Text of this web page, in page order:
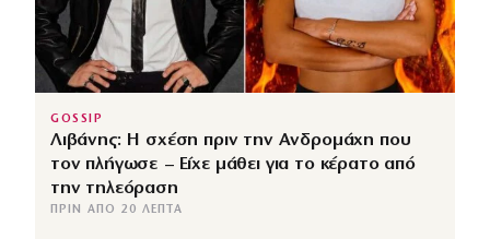
GOSSIP
Λιβάνης: Η σχέση πριν την Ανδρομάχη που
τον πλήγωσε – Είχε μάθει για το κέρατο από
την τηλεόραση
ΠΡΙΝ ΑΠΌ 20 ΛΕΠΤΆ